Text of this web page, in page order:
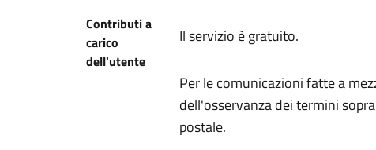
Contributi a
carico
dell'utente
Il servizio è gratuito.
Per le comunicazioni fatte a
dell'osservanza dei termini
postale.